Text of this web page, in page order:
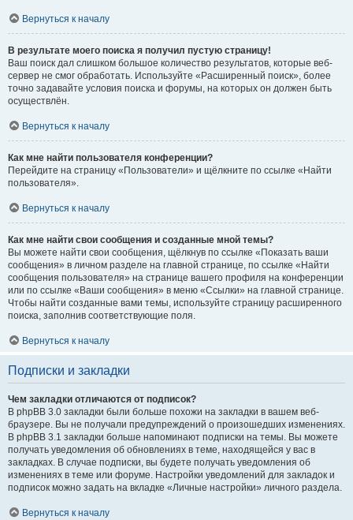
Вернуться к началу
В результате моего поиска я получил пустую страницу!
Ваш поиск дал слишком большое количество результатов, которые веб-
сервер не смог обработать. Используйте «Расширенный поиск», более
точно задавайте условия поиска и форумы, на которых он должен быть
осуществлён.
Вернуться к началу
Как мне найти пользователя конференции?
Перейдите на страницу «Пользователи» и щёлкните по ссылке «Найти
пользователя».
Вернуться к началу
Как мне найти свои сообщения и созданные мной темы?
Вы можете найти свои сообщения, щёлкнув по ссылке «Показать ваши
сообщения» в личном разделе на главной странице, по ссылке «Найти
сообщения пользователя» на странице вашего профиля на конференции
или по ссылке «Ваши сообщения» в меню «Ссылки» на главной странице.
Чтобы найти созданные вами темы, используйте страницу расширенного
поиска, заполнив соответствующие поля.
Вернуться к началу
Подписки и закладки
Чем закладки отличаются от подписок?
В phpBB 3.0 закладки были больше похожи на закладки в вашем веб-
браузере. Вы не получали предупреждений о произошедших изменениях.
В phpBB 3.1 закладки больше напоминают подписки на темы. Вы можете
получать уведомления об обновлениях в теме, находящейся у вас в
закладках. В случае подписки, вы будете получать уведомления об
изменениях в теме или форуме. Настройки уведомлений для закладок и
подписок можно задать на вкладке «Личные настройки» личного раздела.
Вернуться к началу